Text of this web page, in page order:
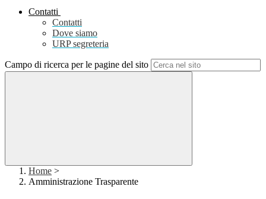
Contatti
Contatti
Dove siamo
URP segreteria
Campo di ricerca per le pagine del sito
Home >
Amministrazione Trasparente